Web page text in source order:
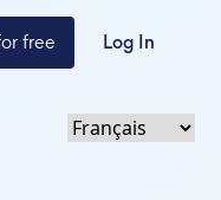
free Log In